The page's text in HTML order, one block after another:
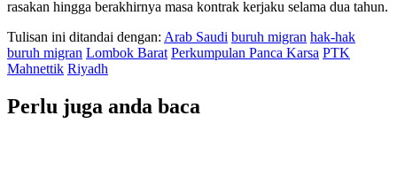
rasakan hingga berakhirnya masa kontrak kerjaku selama dua tahun.
Tulisan ini ditandai dengan: Arab Saudi buruh migran hak-hak
buruh migran Lombok Barat Perkumpulan Panca Karsa PTK
Mahnettik Riyadh
Perlu juga anda baca